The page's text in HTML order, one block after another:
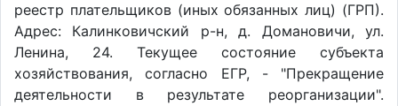
реестр плательщиков (иных обязанных лиц) (ГРП).
Адрес: Калинковичский р-н, д. Домановичи, ул.
Ленина, 24. Текущее состояние субъекта
хозяйствования, согласно ЕГР, - "Прекращение
деятельности в результате реорганизации".